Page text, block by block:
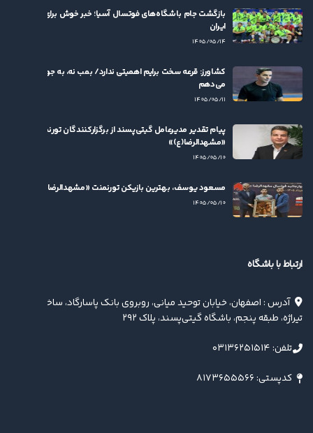
بازگشت جام باشگاه‌های فوتسال آسیا؛ خبر خوش برای فوتسال
ایران
۱۴۰۵/۰۵/۱۴
کشاورز: قرعه سخت برایم اهمیتی ندارد/ بمب نه، به جوان‌ها بها
می‌دهم
۱۴۰۵/۰۵/۱۱
پیام تقدیر مدیرعامل گیتی‌پسند از برگزارکنندگان تورنمنت
«مشهدالرضا(ع)»
۱۴۰۵/۰۵/۱۰
مسعود یوسف، بهترین بازیکن تورنمنت «مشهدالرضا(ع)» شد
۱۴۰۵/۰۵/۱۰
ارتباط با باشگاه
آدرس : اصفهان، خیابان توحید میانی، روبروی بانک پاسارگاد، ساختمان
تیراژه، طبقه پنجم، باشگاه گیتی‌پسند، پلاک ۲۹۲
تلفن: ۰۳۱۳۶۲۵۱۵۱۴
کدپستی: ۸۱۷۳۶۵۵۵۶۶